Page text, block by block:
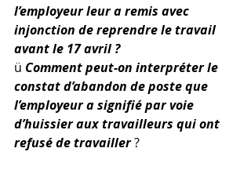
l’employeur leur a remis avec
injonction de reprendre le travail
avant le 17 avril ?
ü Comment peut-on interpréter le
constat d’abandon de poste que
l’employeur a signifié par voie
d’huissier aux travailleurs qui ont
refusé de travailler ?